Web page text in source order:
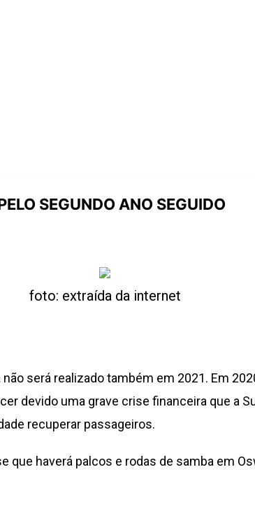
SEGUNDO ANO SEGUIDO
foto: extraída da internet
será realizado também em 2021. Em
devido uma grave crise financeira que a
recuperar passageiros.
que haverá palcos e rodas de samba em